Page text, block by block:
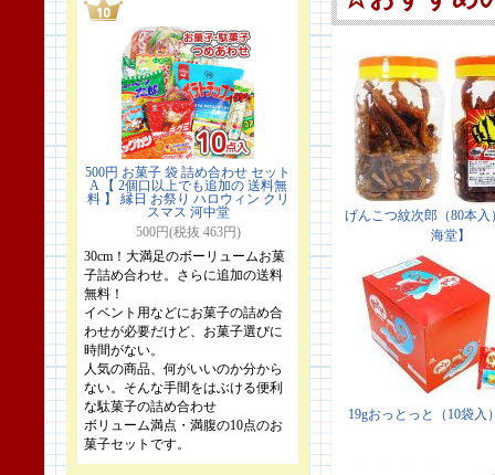
500円 お菓子 袋 詰め合わせ セット
A 【 2個口以上でも追加の 送料無
料 】 縁日 お祭り ハロウィン クリ
スマス 河中堂
500円(税抜 463円)
30cm！大満足のボーリュームお菓
子詰め合わせ。さらに追加の送料
無料！
イベント用などにお菓子の詰め合
わせが必要だけど、お菓子選びに
時間がない。
人気の商品、何がいいのか分から
ない。そんな手間をはぶける便利
な駄菓子の詰め合わせ
ボリューム満点・満腹の10点のお
菓子セットです。